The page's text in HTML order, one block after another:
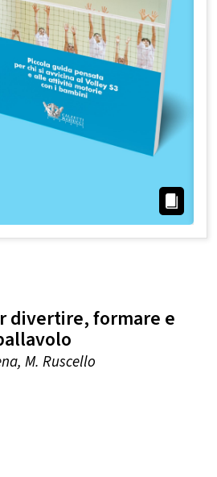
divertire, formare e
M. Ruscello